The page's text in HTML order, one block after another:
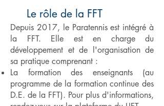
Depuis 2017, le Paratennis est intégré à
la FFT. Elle est en charge du
développement et de l'organisation de
sa pratique comprenant :
La formation des enseignants (au
programme de la formation continue des
D.E. de la FFT). Pour plus d'informations,
Le rôle de la FFT